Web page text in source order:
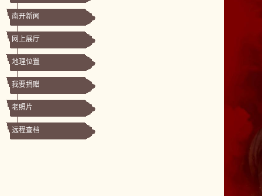
南开新闻
网上展厅
地理位置
我要捐赠
老照片
远程查档